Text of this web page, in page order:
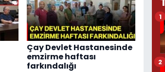
Çay Devlet Hastanesinde
emzirme haftası
farkındalığı
1
2